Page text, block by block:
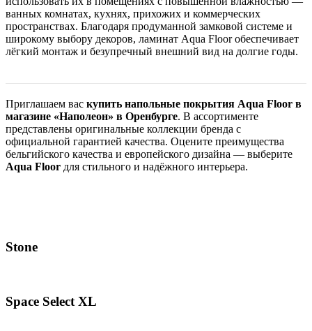
ванных комнатах, кухнях, прихожих и коммерческих
пространствах. Благодаря продуманной замковой системе и
широкому выбору декоров, ламинат Aqua Floor обеспечивает
лёгкий монтаж и безупречный внешний вид на долгие годы.
Приглашаем вас купить напольные покрытия Aqua Floor в
магазине «Наполеон» в Оренбурге. В ассортименте
представлены оригинальные коллекции бренда с
официальной гарантией качества. Оцените преимущества
бельгийского качества и европейского дизайна — выберите
Aqua Floor для стильного и надёжного интерьера.
Stone
Space Select XL